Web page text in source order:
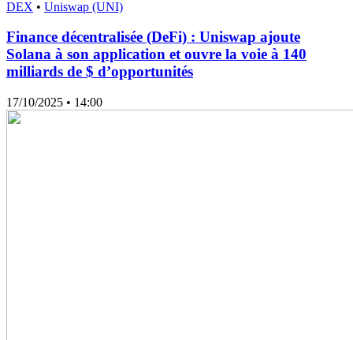
DEX • Uniswap (UNI)
Finance décentralisée (DeFi) : Uniswap ajoute
Solana à son application et ouvre la voie à 140
milliards de $ d’opportunités
17/10/2025 • 14:00